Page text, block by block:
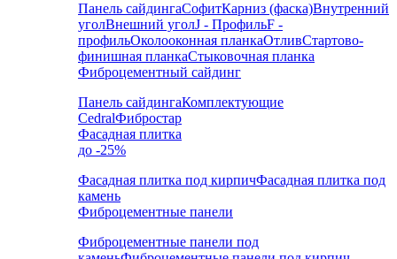
Панель сайдингаСофитКарниз (фаска)Внутренний
уголВнешний уголJ - ПрофильF -
профильОколооконная планкаОтливСтартово-
финишная планкаСтыковочная планка
Фиброцементный сайдинг
Панель сайдингаКомплектующие
CedralФибростар
Фасадная плитка
до -25%
Фасадная плитка под кирпичФасадная плитка под
камень
Фиброцементные панели
Фиброцементные панели под